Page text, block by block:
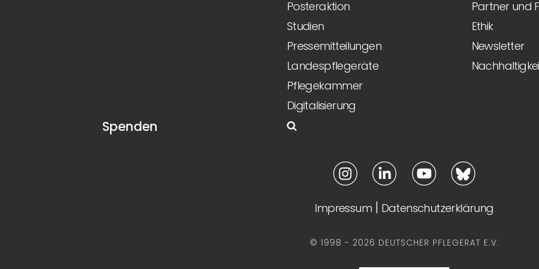
Posteraktion
Studien
Pressemitteilungen
Landespflegeräte
Pflegekammer
Digitalisierung
Partner und
Ethik
Newsletter
Spenden
Impressum | Datenschutzerklärung
© 1998 - 2026 DEUTSCHER PFLEGERAT E.V.